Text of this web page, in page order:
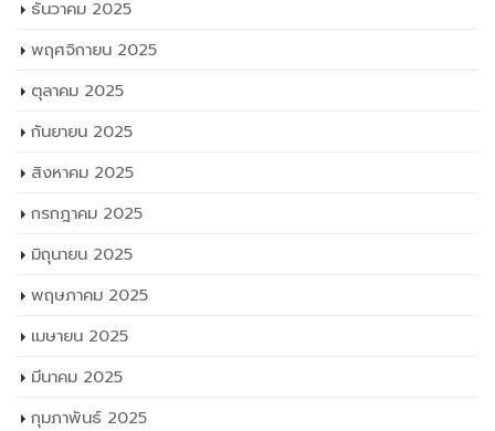
ธันวาคม 2025
พฤศจิกายน 2025
ตุลาคม 2025
กันยายน 2025
สิงหาคม 2025
กรกฎาคม 2025
มิถุนายน 2025
พฤษภาคม 2025
เมษายน 2025
มีนาคม 2025
กุมภาพันธ์ 2025